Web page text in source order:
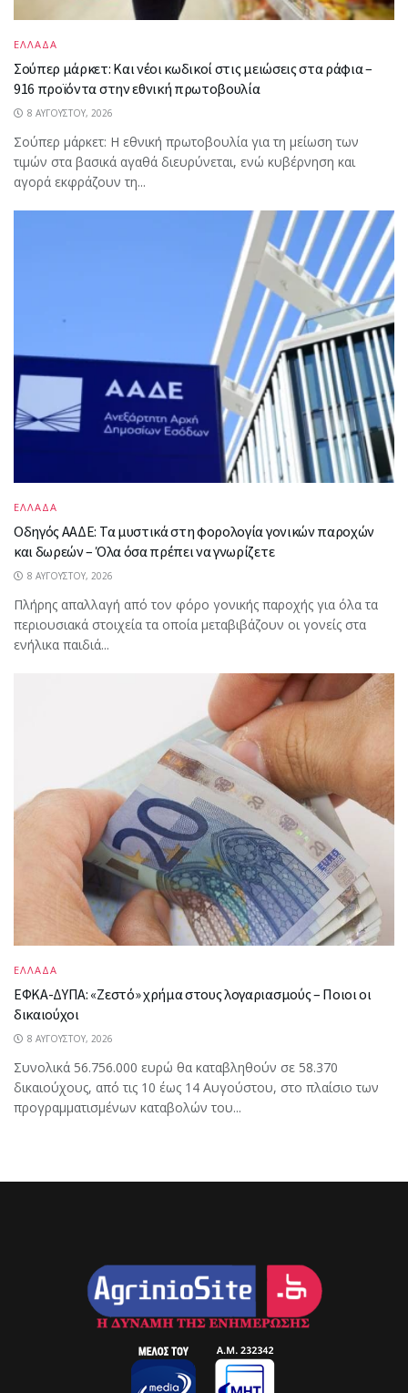
ΕΛΛΑΔΑ
Σούπερ μάρκετ: Και νέοι κωδικοί στις μειώσεις στα ράφια –
916 προϊόντα στην εθνική πρωτοβουλία
8 ΑΥΓΟΎΣΤΟΥ, 2026
Σούπερ μάρκετ: Η εθνική πρωτοβουλία για τη μείωση των
τιμών στα βασικά αγαθά διευρύνεται, ενώ κυβέρνηση και
αγορά εκφράζουν τη...
ΕΛΛΑΔΑ
Οδηγός ΑΑΔΕ: Τα μυστικά στη φορολογία γονικών παροχών
και δωρεών – Όλα όσα πρέπει να γνωρίζετε
8 ΑΥΓΟΎΣΤΟΥ, 2026
Πλήρης απαλλαγή από τον φόρο γονικής παροχής για όλα τα
περιουσιακά στοιχεία τα οποία μεταβιβάζουν οι γονείς στα
ενήλικα παιδιά...
ΕΛΛΑΔΑ
ΕΦΚΑ-ΔΥΠΑ: «Ζεστό» χρήμα στους λογαριασμούς – Ποιοι οι
δικαιούχοι
8 ΑΥΓΟΎΣΤΟΥ, 2026
Συνολικά 56.756.000 ευρώ θα καταβληθούν σε 58.370
δικαιούχους, από τις 10 έως 14 Αυγούστου, στο πλαίσιο των
προγραμματισμένων καταβολών του...